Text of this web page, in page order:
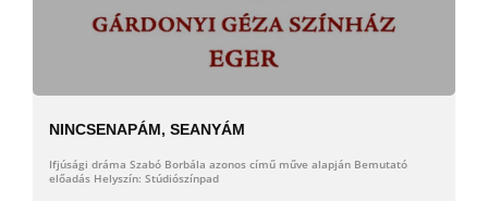
NINCSENAPÁM, SEANYÁM
Ifjúsági dráma Szabó Borbála azonos című műve alapján Bemutató
előadás Helyszín: Stúdiószínpad